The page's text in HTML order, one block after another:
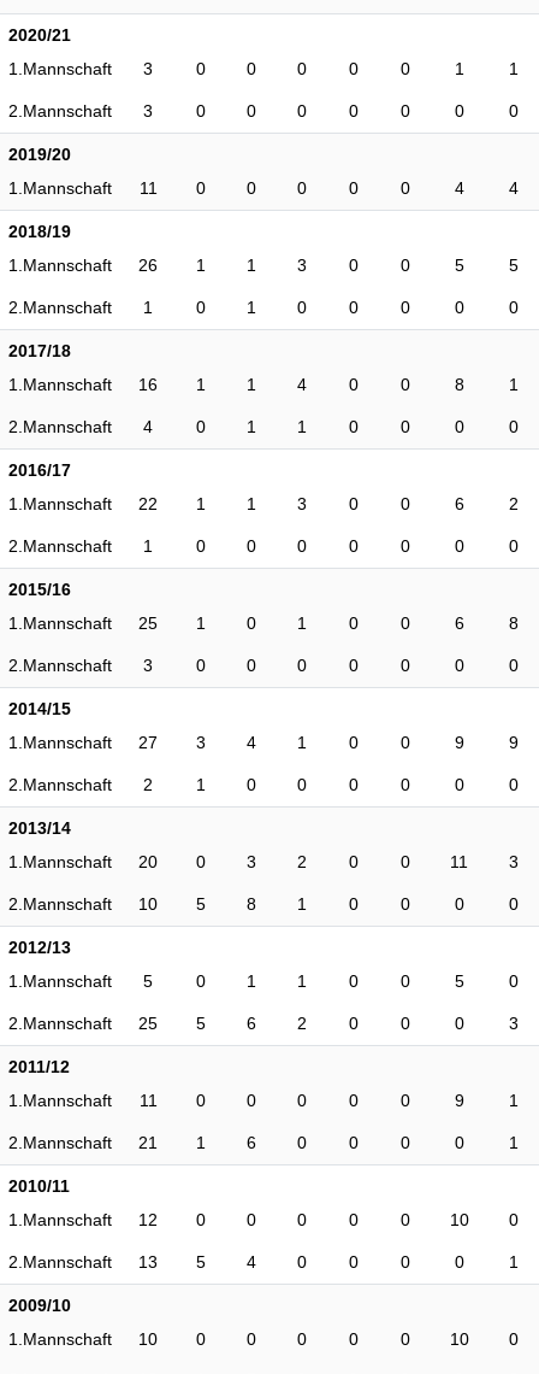
2020/21
1.Mannschaft
3 0 0 0 0 0 1 1
2.Mannschaft 3 0 0 0 0 0 0 0
2019/20
1.Mannschaft
11 0 0 0 0 0 4 4
2018/19
1.Mannschaft
26 1 1 3 0 0 5 5
2.Mannschaft 1 0 1 0 0 0 0 0
2017/18
1.Mannschaft
16 1 1 4 0 0 8 1
2.Mannschaft 4 0 1 1 0 0 0 0
2016/17
1.Mannschaft
22 1 1 3 0 0 6 2
2.Mannschaft 1 0 0 0 0 0 0 0
2015/16
1.Mannschaft
25 1 0 1 0 0 6 8
2.Mannschaft 3 0 0 0 0 0 0 0
2014/15
1.Mannschaft
27 3 4 1 0 0 9 9
2.Mannschaft 2 1 0 0 0 0 0 0
2013/14
1.Mannschaft
20 0 3 2 0 0 11 3
2.Mannschaft 10 5 8 1 0 0 0 0
2012/13
1.Mannschaft
5 0 1 1 0 0 5 0
2.Mannschaft 25 5 6 2 0 0 0 3
2011/12
1.Mannschaft
11 0 0 0 0 0 9 1
2.Mannschaft 21 1 6 0 0 0 0 1
2010/11
1.Mannschaft
12 0 0 0 0 0 10 0
2.Mannschaft 13 5 4 0 0 0 0 1
2009/10
1.Mannschaft
10 0 0 0 0 0 10 0